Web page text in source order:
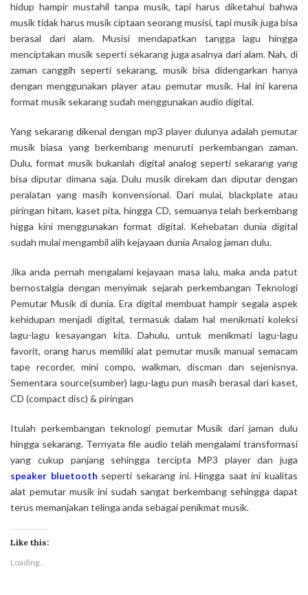
hidup hampir mustahil tanpa musik, tapi harus diketahui bahwa
musik tidak harus musik ciptaan seorang musisi, tapi musik juga bisa
berasal dari alam. Musisi mendapatkan tangga lagu hingga
menciptakan musik seperti sekarang juga asalnya dari alam. Nah, di
zaman canggih seperti sekarang, musik bisa didengarkan hanya
dengan menggunakanplayeratau pemutar musik. Hal ini karena
format musik sekarang sudah menggunakan audio digital.
Yang sekarang dikenal dengan mp3 player dulunya adalah pemutar
musik biasa yang berkembang menuruti perkembangan zaman.
Dulu, format musik bukanlah digital analog seperti sekarang yang
bisa diputar dimana saja. Dulu musik direkam dan diputar dengan
peralatan yang masih konvensional. Dari mulai, blackplate atau
piringan hitam, kaset pita, hingga CD, semuanya telah berkembang
higga kini menggunakan format digital. Kehebatan dunia digital
sudah mulai mengambil alih kejayaan dunia Analog jaman dulu.
Jika anda pernah mengalami kejayaan masa lalu, maka anda patut
bernostalgia dengan menyimak sejarah perkembangan Teknologi
Pemutar Musik di dunia. Era digital membuat hampir segala aspek
kehidupan menjadi digital, termasuk dalam hal menikmati koleksi
lagu-lagu kesayangan kita. Dahulu, untuk menikmati lagu-lagu
favorit, orang harus memiliki alat pemutar musik manual semacam
tape recorder, mini compo, walkman, discman dan sejenisnya.
Sementara source(sumber) lagu-lagu pun masih berasal dari kaset,
CD (compact disc) & piringan
Itulah perkembangan teknologi pemutar Musik dari jaman dulu
hingga sekarang. Ternyata file audio telah mengalami transformasi
yang cukup panjang sehingga tercipta MP3 player dan juga
speaker bluetooth seperti sekarang ini. Hingga saat ini kualitas
alat pemutar musik ini sudah sangat berkembang sehingga dapat
terus memanjakan telinga anda sebagai penikmat musik.
Like this:
Loading...